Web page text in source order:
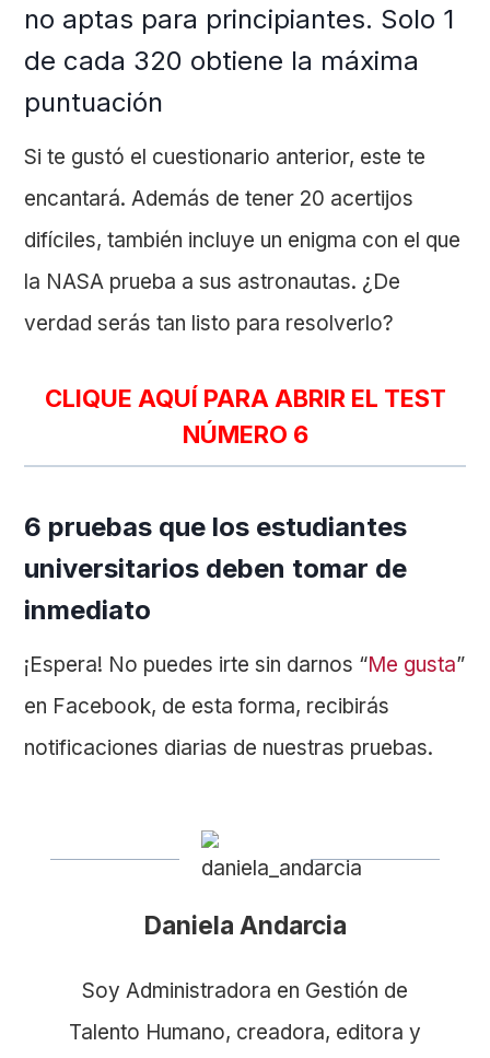
no aptas para principiantes. Solo 1
de cada 320 obtiene la máxima
puntuación
Si te gustó el cuestionario anterior, este te
encantará. Además de tener 20 acertijos
difíciles, también incluye un enigma con el que
la NASA prueba a sus astronautas. ¿De
verdad serás tan listo para resolverlo?
CLIQUE AQUÍ PARA ABRIR EL TEST
NÚMERO 6
6 pruebas que los estudiantes
universitarios deben tomar de
inmediato
¡Espera! No puedes irte sin darnos “Me gusta”
en Facebook, de esta forma, recibirás
notificaciones diarias de nuestras pruebas.
Daniela Andarcia
Soy Administradora en Gestión de
Talento Humano, creadora, editora y